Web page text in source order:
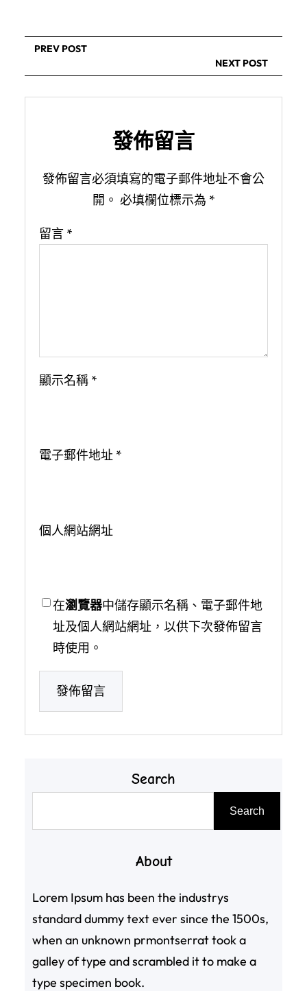
PREV POST
NEXT POST
發佈留言
發佈留言必須填寫的電子郵件地址不會公
開。 必填欄位標示為 *
留言 *
顯示名稱 *
電子郵件地址 *
個人網站網址
在瀏覽器中儲存顯示名稱、電子郵件地
址及個人網站網址，以供下次發佈留言
時使用。
Search
Search
About
Lorem Ipsum has been the industrys
standard dummy text ever since the 1500s,
when an unknown prmontserrat took a
galley of type and scrambled it to make a
type specimen book.